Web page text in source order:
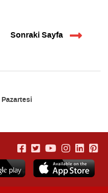
Pazartesi
Sonraki Sayfa